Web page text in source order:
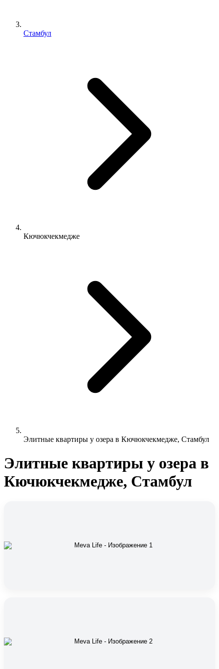
Стамбул
Кючюкчекмедже
Элитные квартиры у озера в Кючюкчекмедже, Стамбул
Элитные квартиры у озера в
Кючюкчекмедже, Стамбул